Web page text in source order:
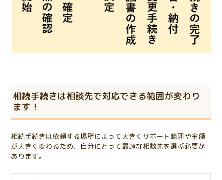
相続手続きは相談先で対応できる範囲が変わり
ます！
相続手続きは依頼する場所によって大きくサポート範囲や金額
が大きく変わるため、自分にとって最適な相談先を選ぶ必要が
あります。